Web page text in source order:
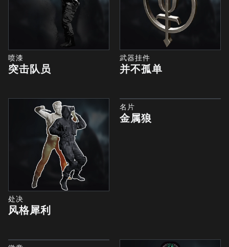
喷漆
突击队员
武器挂件
并不孤单
处决
风格犀利
名片
金属狼